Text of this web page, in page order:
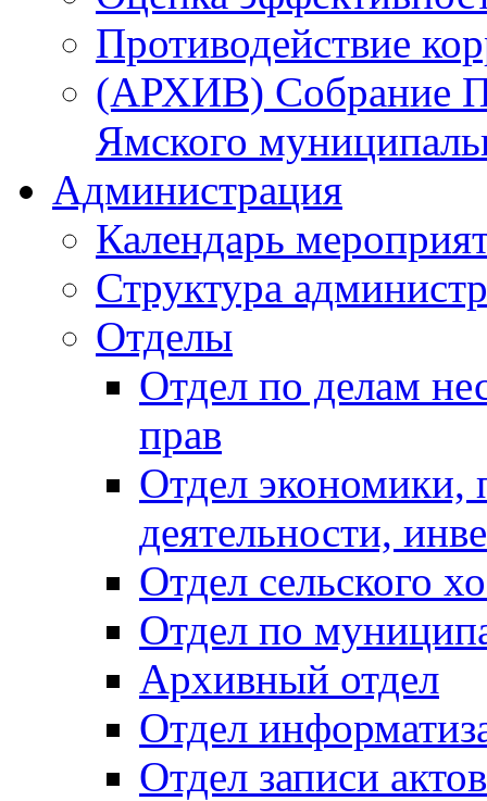
Противодействие
(АРХИВ) Собрание
Ямского
Администрация
Календарь
Структура
Отделы
Отдел по делам
прав
Отдел экономики,
деятельности,
Отдел сельского
Отдел по
Архивный отдел
Отдел
Отдел записи